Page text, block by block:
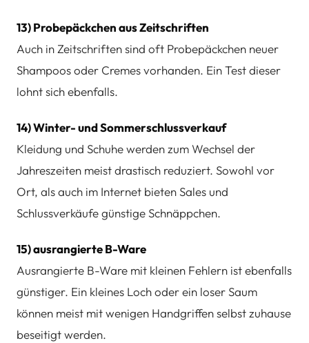
13) Probepäckchen aus Zeitschriften
Auch in Zeitschriften sind oft Probepäckchen neuer
Shampoos oder Cremes vorhanden. Ein Test dieser
lohnt sich ebenfalls.
14) Winter- und Sommerschlussverkauf
Kleidung und Schuhe werden zum Wechsel der
Jahreszeiten meist drastisch reduziert. Sowohl vor
Ort, als auch im Internet bieten Sales und
Schlussverkäufe günstige Schnäppchen.
15) ausrangierte B-Ware
Ausrangierte B-Ware mit kleinen Fehlern ist ebenfalls
günstiger. Ein kleines Loch oder ein loser Saum
können meist mit wenigen Handgriffen selbst zuhause
beseitigt werden.